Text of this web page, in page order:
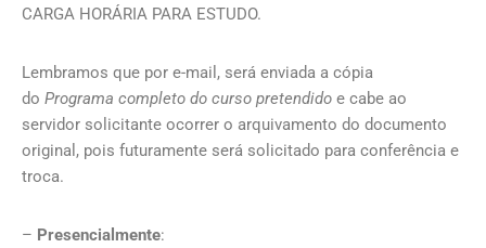
CARGA HORÁRIA PARA ESTUDO.
Lembramos que por e-mail, será enviada a cópia
do Programa completo do curso pretendido e cabe ao
servidor solicitante ocorrer o arquivamento do documento
original, pois futuramente será solicitado para conferência e
troca.
– Presencialmente: